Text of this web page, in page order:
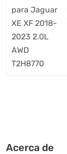
Acerca de